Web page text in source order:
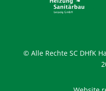
© Alle Rechte SC DHfK